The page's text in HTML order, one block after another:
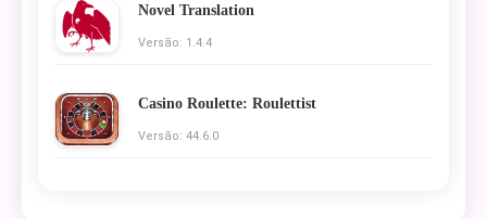
Novel Translation
Versão: 1.4.4
Casino Roulette: Roulettist
Versão: 44.6.0